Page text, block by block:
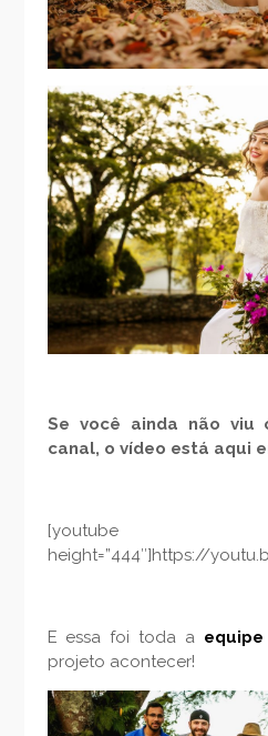
Se você ainda não viu
canal, o vídeo está aqui
[youtube
height=”444″]https://
E essa foi toda a equipe
projeto acontecer!